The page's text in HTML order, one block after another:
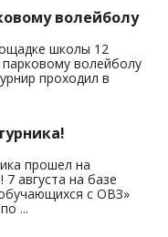
волейболу
школы 12
волейболу
проходил в
прошел на
августа на базе
с ОВЗ»
...